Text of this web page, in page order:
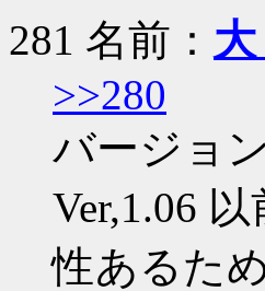
281 名前：
>>280
バージョ
Ver,1.06
性あるた